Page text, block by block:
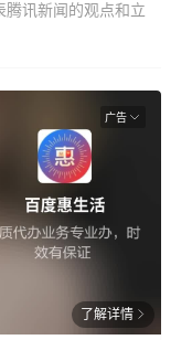
腾讯新闻的观点和立
广告
了解详情